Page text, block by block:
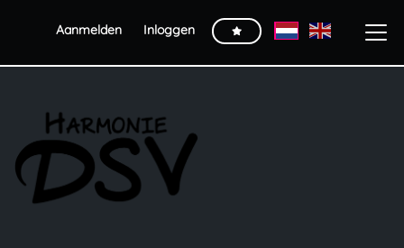
Aanmelden Inloggen